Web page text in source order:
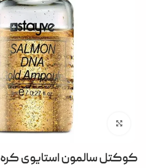
بزرگنمایی تصویر
کوکتل سالمون استایوی کره stayve(اصل)